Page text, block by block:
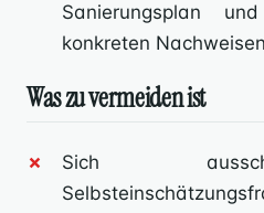
Sanierungsplan
konkreten
Was zu vermeiden ist
Sich